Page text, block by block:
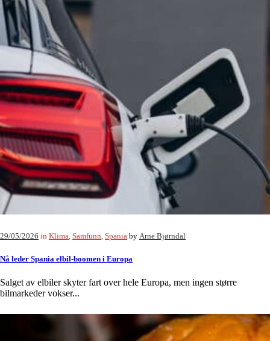
29/05/2026 in Klima Samfunn Spania by Arne Bjørndal
Nå leder Spania elbil-boomen i Europa
Salget av elbiler skyter fart over hele Europa, men ingen større
bilmarkeder vokser...